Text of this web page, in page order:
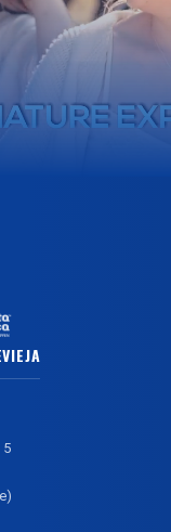
5